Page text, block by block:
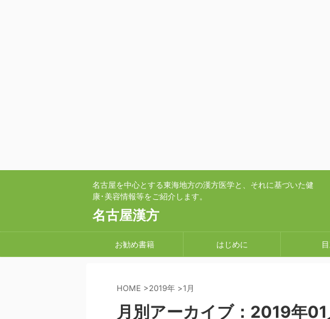
名古屋を中心とする東海地方の漢方医学と、それに基づいた健
康･美容情報等をご紹介します。
名古屋漢方
お勧め書籍 はじめに
HOME >2019年 >1月
月別アーカイブ：2019年01